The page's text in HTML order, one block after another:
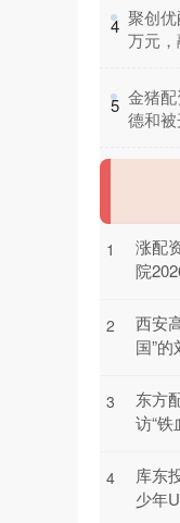
4 聚创
万元
5 金猪
德和
1
涨配
院
2
西安
国”
3
东方
访“铁
4
库东
少年